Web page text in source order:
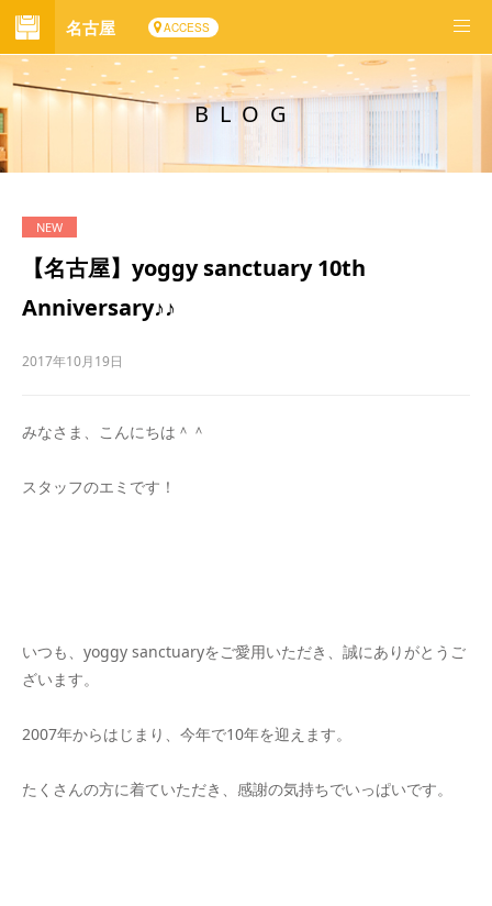
名古屋 ACCESS
BLOG
【名古屋】yoggy sanctuary 10th
Anniversary♪♪
2017年10月19日
みなさま、こんにちは＾＾
スタッフのエミです！
いつも、yoggy sanctuaryをご愛用いただき、誠にありがとうご
ざいます。
2007年からはじまり、今年で10年を迎えます。
たくさんの方に着ていただき、感謝の気持ちでいっぱいです。